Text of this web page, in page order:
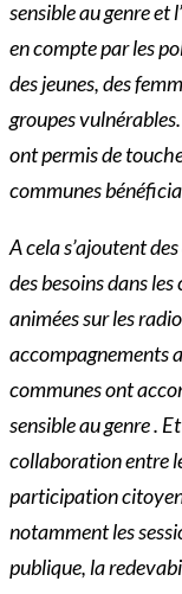
sensible au genre et
en compte par les
des jeunes, des
groupes
ont permis de
communes
A cela s’ajoutent
des besoins dans
animées sur les
accompagnements
communes ont
sensible au genre .
collaborationentre
participation
notamment les
publique, la